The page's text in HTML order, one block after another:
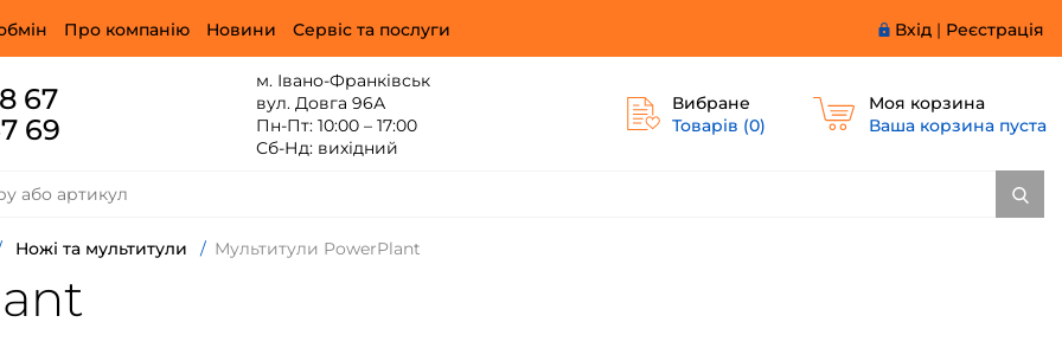
Вхід | Реєстрація
Про компанію Новини Сервіс та послуги
67
69
м. Івано-Франківськ
вул. Довга 96А
Пн-Пт: 10:00 – 17:00
Сб-Нд: вихідний
Вибране
Товарів (0)
Моя корзина
Ваша корзина пуста
Ножі та мультитули / Мультитули PowerPlant